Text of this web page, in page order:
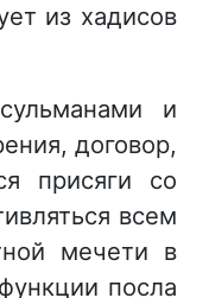
из хадисов
и
договор,
присяги со
всем
мечети в
посла